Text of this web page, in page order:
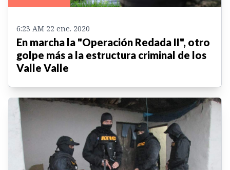
6:23 AM 22 ene. 2020
En marcha la "Operación Redada II", otro
golpe más a la estructura criminal de los
Valle Valle